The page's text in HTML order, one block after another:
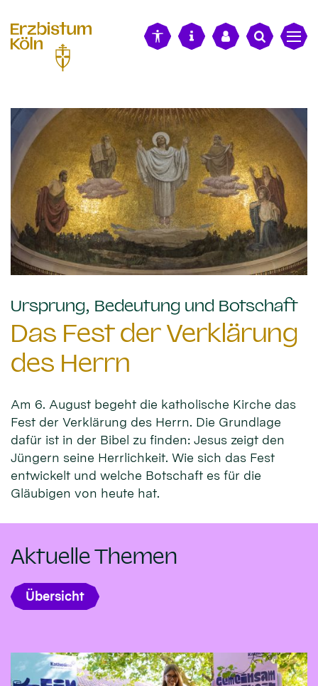
Ursprung, Bedeutung und Botschaft:
Das Fest der Verklärung
des Herrn
Am 6. August begeht die katholische Kirche das
Fest der Verklärung des Herrn. Die Grundlage
dafür ist in der Bibel zu finden: Jesus zeigt den
Jüngern seine Herrlichkeit. Wie sich das Fest
entwickelt und welche Botschaft es für die
Gläubigen von heute hat.
Aktuelle Themen
Übersicht